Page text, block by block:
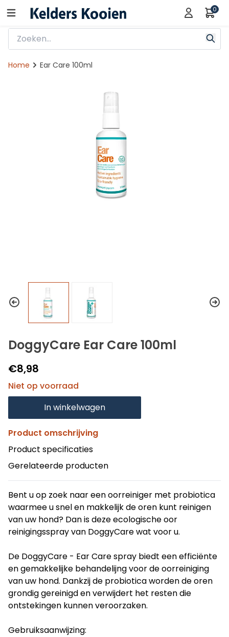
0
Home Ear Care 100ml
DoggyCare Ear Care 100ml
€8,98
Niet op voorraad
In winkelwagen
Product omschrijving
Product specificaties
Gerelateerde producten
Bent u op zoek naar een oorreiniger met probiotica
waarmee u snel en makkelijk de oren kunt reinigen
van uw hond? Dan is deze ecologische oor
reinigingsspray van DoggyCare wat voor u.
De DoggyCare - Ear Care spray biedt een efficiënte
en gemakkelijke behandelijng voor de oorreiniging
van uw hond. Dankzij de probiotica worden de oren
grondig gereinigd en verwijdert het resten die
ontstekingen kunnen veroorzaken.
Gebruiksaanwijzing: